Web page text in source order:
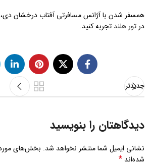
همسفر شدن با آژانس مسافرتی آفتاب درخشان
در تور هلند تجربه کنید.
جدیدتر
دیدگاهتان را بنویسید
نشانی ایمیل شما منتشر نخواهد شد. بخش‌های
شده‌اند *